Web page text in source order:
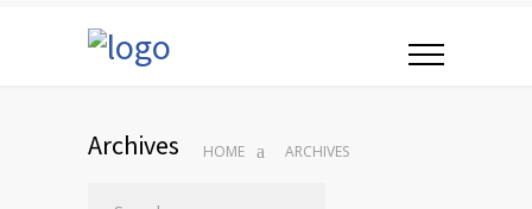
Archives HOME ARCHIVES